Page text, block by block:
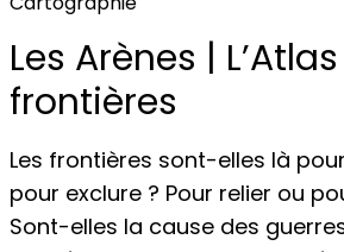
Les Arènes |
frontières
Les frontières sont-elles là
pour exclure ? Pour relier ou
Sont-elles la cause des